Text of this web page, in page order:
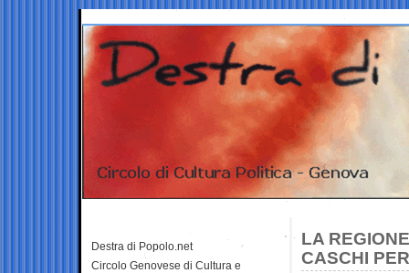
LA
CASCHI
Destra di Popolo.net
Circolo Genovese di Cultura e